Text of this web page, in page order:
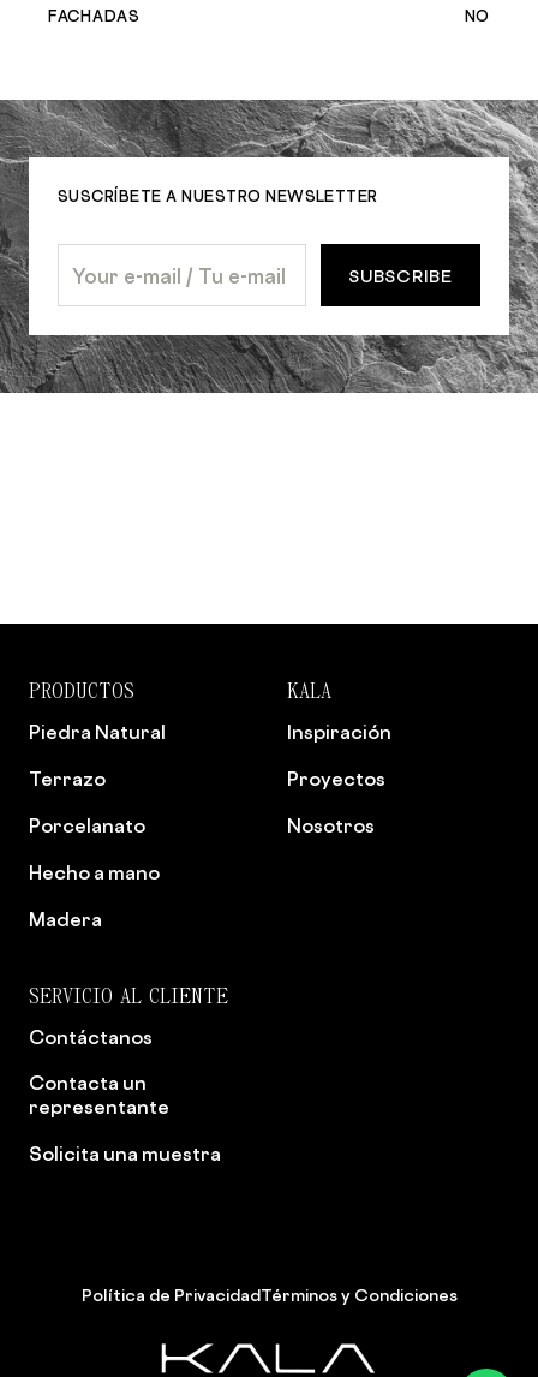
FACHADAS NO
SUSCRÍBETE A NUESTRO NEWSLETTER
SUBSCRIBE
PRODUCTOS
Piedra Natural
Terrazo
Porcelanato
Hecho a mano
Madera
KALA
Inspiración
Proyectos
Nosotros
SERVICIO AL CLIENTE
Contáctanos
Contacta un
representante
Solicita una muestra
Política de PrivacidadTérminos y Condiciones